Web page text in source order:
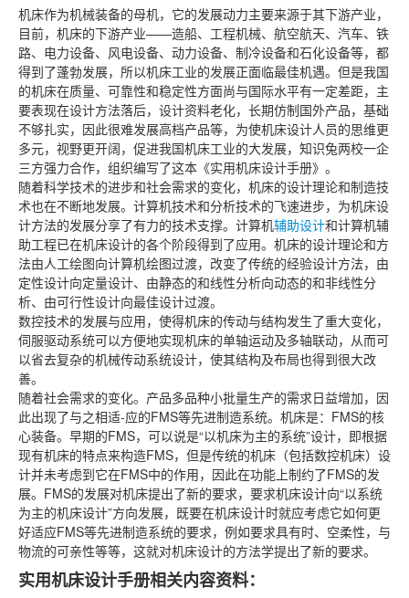
机床作为机械装备的母机，它的发展动力主要来源于其下游产业，
目前，机床的下游产业——造船、工程机械、航空航天、汽车、铁
路、电力设备、风电设备、动力设备、制冷设备和石化设备等，都
得到了蓬勃发展，所以机床工业的发展正面临最佳机遇。但是我国
的机床在质量、可靠性和稳定性方面尚与国际水平有一定差距，主
要表现在设计方法落后，设计资料老化，长期仿制国外产品，基础
不够扎实，因此很难发展高档产品等，为使机床设计人员的思维更
多元，视野更开阔，促进我国机床工业的大发展，知识兔两校一企
三方强力合作，组织编写了这本《实用机床设计手册》。
随着科学技术的进步和社会需求的变化，机床的设计理论和制造技
术也在不断地发展。计算机技术和分析技术的飞速进步，为机床设
计方法的发展分享了有力的技术支撑。计算机辅助设计和计算机辅
助工程已在机床设计的各个阶段得到了应用。机床的设计理论和方
法由人工绘图向计算机绘图过渡，改变了传统的经验设计方法，由
定性设计向定量设计、由静态的和线性分析向动态的和非线性分
析、由可行性设计向最佳设计过渡。
数控技术的发展与应用，使得机床的传动与结构发生了重大变化，
伺服驱动系统可以方便地实现机床的单轴运动及多轴联动，从而可
以省去复杂的机械传动系统设计，使其结构及布局也得到很大改
善。
随着社会需求的变化。产品多品种小批量生产的需求日益增加，因
此出现了与之相适-应的FMS等先进制造系统。机床是：FMS的核
心装备。早期的FMS，可以说是“以机床为主的系统”设计，即根据
现有机床的特点来构造FMS，但是传统的机床（包括数控机床）设
计并未考虑到它在FMS中的作用，因此在功能上制约了FMS的发
展。FMS的发展对机床提出了新的要求，要求机床设计向“以系统
为主的机床设计”方向发展，既要在机床设计时就应考虑它如何更
好适应FMS等先进制造系统的要求，例如要求具有时、空柔性，与
物流的可亲性等等，这就对机床设计的方法学提出了新的要求。
实用机床设计手册相关内容资料：